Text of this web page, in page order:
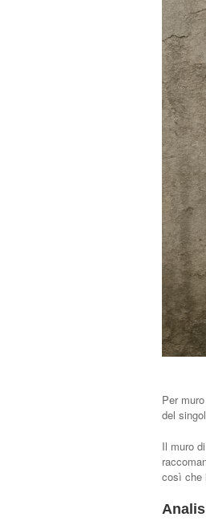
Per
del
Il muro
così che